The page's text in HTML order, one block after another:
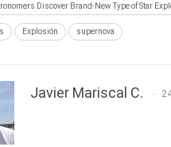
Discover Brand-New Type of Star
Explosión supernova
Javier Mariscal C.